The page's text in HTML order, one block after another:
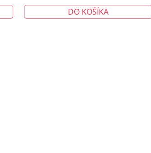
DO KOŠÍKA